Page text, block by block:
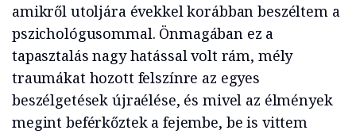
amikről utoljára évekkel korábban beszéltem a
pszichológusommal. Önmagában ez a
tapasztalás nagy hatással volt rám, mély
traumákat hozott felszínre az egyes
beszélgetések újraélése, és mivel az élmények
megint beférkőztek a fejembe, be is vittem